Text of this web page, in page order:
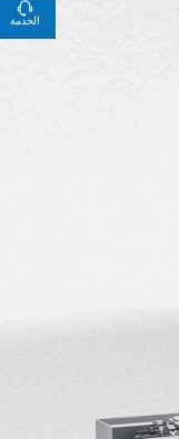
الخدمة